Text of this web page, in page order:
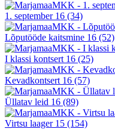
1. september 16 (34)
Lõputööde kaitsmine 16 (52)
I klassi kontsert 16 (25)
Kevadkontsert 16 (57)
Üllatav leid 16 (89)
Virtsu laager 15 (154)